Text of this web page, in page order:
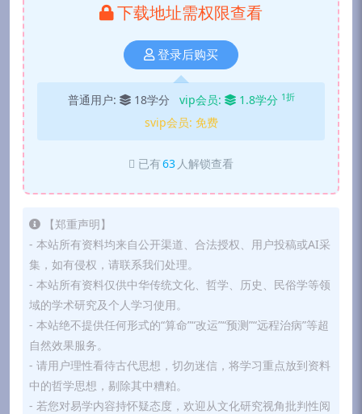
下载地址需权限查看
登录后购买
普通用户: 18学分 vip会员: 1.8学分 1折
svip会员: 免费
已有63 人解锁查看
【郑重声明】
- 本站所有资料均来自公开渠道、合法授权、用户投稿或AI采
集，如有侵权，请联系我们处理。
- 本站所有资料仅供中华传统文化、哲学、历史、民俗学等领
域的学术研究及个人学习使用。
- 本站绝不提供任何形式的“算命”“改运”“预测”“远程治病”等超
自然效果服务。
- 请用户理性看待古代思想，切勿迷信，将学习重点放到资料
中的哲学思想，剔除其中糟粕。
- 若您对易学内容持怀疑态度，欢迎从文化研究视角批判性阅